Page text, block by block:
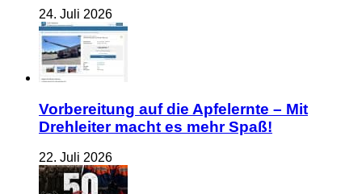
24. Juli 2026
Vorbereitung auf die Apfelernte – Mit
Drehleiter macht es mehr Spaß!
22. Juli 2026